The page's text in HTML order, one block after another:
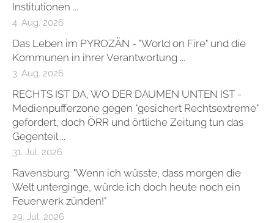
Institutionen ...
4. Aug. 2026
Das Leben im PYROZÄN - "World on Fire" und die
Kommunen in ihrer Verantwortung ...
3. Aug. 2026
RECHTS IST DA, WO DER DAUMEN UNTEN IST -
Medienpufferzone gegen "gesichert Rechtsextreme"
gefordert, doch ÖRR und örtliche Zeitung tun das
Gegenteil ...
31. Jul. 2026
Ravensburg: "Wenn ich wüsste, dass morgen die
Welt unterginge, würde ich doch heute noch ein
Feuerwerk zünden!"
29. Jul. 2026